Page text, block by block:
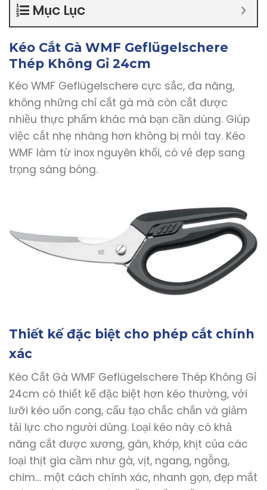
Mục Lục
Kéo Cắt Gà WMF Geflügelschere
Thép Không Gỉ 24cm
Kéo WMF Geflügelschere cực sắc, đa năng,
không những chỉ cắt gà mà còn cắt được
nhiều thực phẩm khác mà bạn cần dùng. Giúp
việc cắt nhẹ nhàng hơn không bị mỏi tay. Kéo
WMF làm từ inox nguyên khối, có vẻ đẹp sang
trọng sáng bóng.
Thiết kế đặc biệt cho phép cắt chính
xác
Kéo Cắt Gà WMF Geflügelschere Thép Không Gỉ
24cm có thiết kế đặc biệt hơn kéo thường, với
lưỡi kéo uốn cong, cấu tạo chắc chắn và giảm
tải lực cho người dùng. Loại kéo này có khả
năng cắt được xương, gân, khớp, khịt của các
loại thịt gia cầm như gà, vịt, ngang, ngỗng,
chim… một cách chính xác, nhanh gọn, đẹp mắt